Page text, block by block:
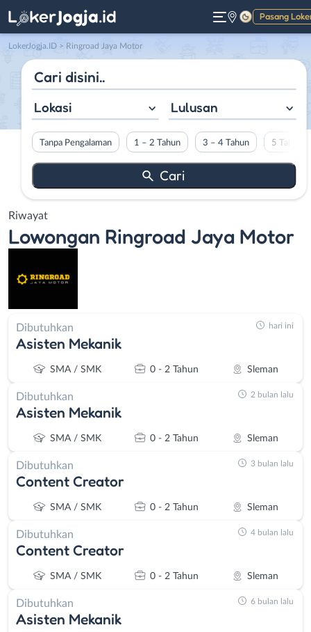
Pasang
Gelap
LokerJogja.ID > Ringroad Jaya Motor
Lokasi Lulusan
Tanpa Pengalaman 1 – 2 Tahun 3 – 4 Tahun 5 Tahun
Riwayat
Lowongan Ringroad Jaya Motor
Dibutuhkan
Asisten Mekanik
SMA / SMK 0 - 2 Tahun Sleman
hari ini
Dibutuhkan
Asisten Mekanik
SMA / SMK 0 - 2 Tahun Sleman
2 bulan lalu
Dibutuhkan
Content Creator
SMA / SMK 0 - 2 Tahun Sleman
3 bulan lalu
Dibutuhkan
Content Creator
SMA / SMK 0 - 2 Tahun Sleman
4 bulan lalu
Dibutuhkan
Asisten Mekanik
6 bulan lalu